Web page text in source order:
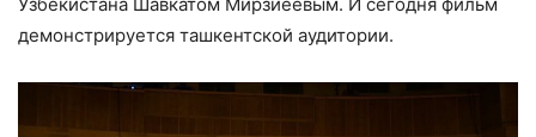
демонстрируется ташкентской аудитории.